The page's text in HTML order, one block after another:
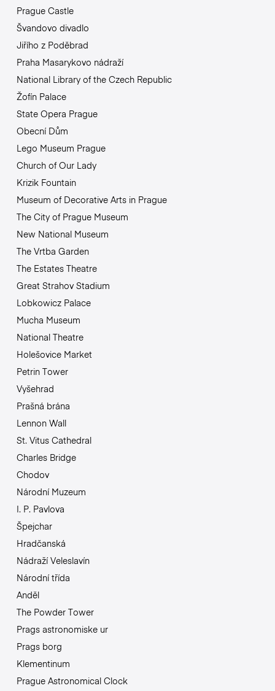
Prague Castle
Švandovo divadlo
Jiřího z Poděbrad
Praha Masarykovo nádraží
National Library of the Czech Republic
Žofín Palace
State Opera Prague
Obecní Dům
Lego Museum Prague
Church of Our Lady
Krizik Fountain
Museum of Decorative Arts in Prague
The City of Prague Museum
New National Museum
The Vrtba Garden
The Estates Theatre
Great Strahov Stadium
Lobkowicz Palace
Mucha Museum
National Theatre
Holešovice Market
Petrin Tower
Vyšehrad
Prašná brána
Lennon Wall
St. Vitus Cathedral
Charles Bridge
Chodov
Národní Muzeum
I. P. Pavlova
Špejchar
Hradčanská
Nádraží Veleslavín
Národní třída
Anděl
The Powder Tower
Prags astronomiske ur
Prags borg
Klementinum
Prague Astronomical Clock